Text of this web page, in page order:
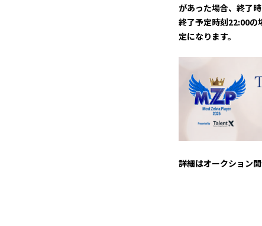
があった場合、終了
終了予定時刻22:00の
定になります。
詳細はオークション